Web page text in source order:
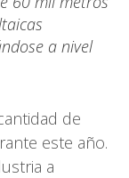
a nivel
de
este año.
a